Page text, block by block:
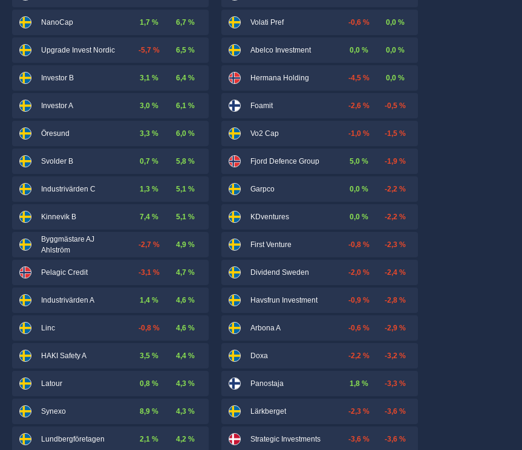
NanoCap 1,7 % 6,7 %
Upgrade Invest Nordic -5,7 % 6,5 %
Investor B 3,1 % 6,4 %
Investor A 3,0 % 6,1 %
Öresund 3,3 % 6,0 %
Svolder B 0,7 % 5,8 %
Industrivärden C 1,3 % 5,1 %
Kinnevik B 7,4 % 5,1 %
Byggmästare AJ
Ahlström
-2,7 % 4,9 %
Pelagic Credit -3,1 % 4,7 %
Industrivärden A 1,4 % 4,6 %
Linc -0,8 % 4,6 %
HAKI Safety A 3,5 % 4,4 %
Latour 0,8 % 4,3 %
Synexo 8,9 % 4,3 %
Lundbergföretagen 2,1 % 4,2 %
Volati Pref -0,6 % 0,0 %
Abelco Investment 0,0 % 0,0 %
Hermana Holding -4,5 % 0,0 %
Foamit -2,6 % -0,5 %
Vo2 Cap -1,0 % -1,5 %
Fjord Defence Group 5,0 % -1,9 %
Garpco 0,0 % -2,2 %
KDventures 0,0 % -2,2 %
First Venture -0,8 % -2,3 %
Dividend Sweden -2,0 % -2,4 %
Havsfrun Investment -0,9 % -2,8 %
Arbona A -0,6 % -2,9 %
Doxa -2,2 % -3,2 %
Panostaja 1,8 % -3,3 %
Lärkberget -2,3 % -3,6 %
Strategic Investments -3,6 % -3,6 %